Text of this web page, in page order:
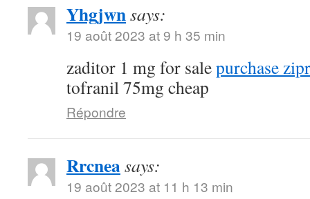
Yhgjwnsays:
19 août 2023 at 9 h 35 min
zaditor 1 mg for salepurchase
tofranil 75mg cheap
Répondre
Rrcneasays:
19 août 2023 at 11 h 13 min